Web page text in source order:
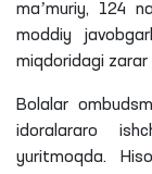
maʼmuriy, 124
moddiy
miqdoridagi
Bolalar
idoralararo
yuritmoqda.